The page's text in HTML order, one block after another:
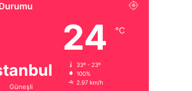
Güneşli
24 ℃
33º - 23º
100%
2.97 km/h